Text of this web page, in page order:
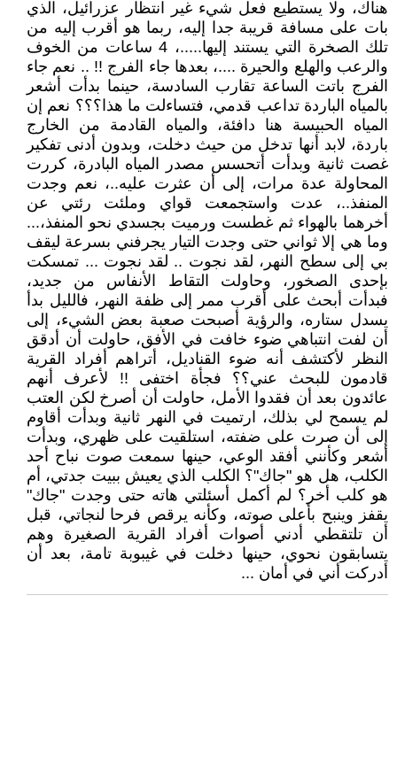
هناك، ولا يستطيع فعل شيء غير انتظار عزرائيل، الذي
بات على مسافة قريبة جدا إليه، ربما هو أقرب إليه من
تلك الصخرة التي يستند إليها.....، 4 ساعات من الخوف
والرعب والهلع والحيرة ....، بعدها جاء الفرج !! .. نعم جاء
الفرج باتت الساعة تقارب السادسة، حينما بدأت أشعر
بالمياه الباردة تداعب قدمي، فتساءلت ما هذا؟؟؟ نعم إن
المياه الحبيسة هنا دافئة، والمياه القادمة من الخارج
باردة، لابد أنها تدخل من حيث دخلت، وبدون أدنى تفكير
غصت ثانية وبدأت أتحسس مصدر المياه البادرة، كررت
المحاولة عدة مرات، إلى أن عثرت عليه..، نعم وجدت
المنفذ..، عدت واستجمعت قواي وملئت رئتي عن
أخرهما بالهواء ثم غطست ورميت بجسدي نحو المنفذ،...
وما هي إلا ثواني حتى وجدت التيار يجرفني بسرعة ليقف
بي إلى سطح النهر، لقد نجوت .. لقد نجوت ... تمسكت
بإحدى الصخور، وحاولت التقاط الأنفاس من جديد،
فبدأت أبحث على أقرب ممر إلى ظفة النهر، فالليل بدأ
يسدل ستاره، والرؤية أصبحت صعبة بعض الشيء، إلى
أن لفت انتباهي ضوء خافت في الأفق، حاولت أن أدقق
النظر لأكتشف أنه ضوء القناديل، أتراهم أفراد القرية
قادمون للبحث عني؟؟ فجأة اختفى !! لأعرف أنهم
عائدون بعد أن فقدوا الأمل، حاولت أن أصرخ لكن العتب
لم يسمح لي بذلك، ارتميت في النهر ثانية وبدأت أقاوم
إلى أن صرت على ضفته، استلقيت على ظهري، وبدأت
أشعر وكأنني أفقد الوعي، حينها سمعت صوت نباح أحد
الكلب، هل هو "جاك"؟ الكلب الذي يعيش ببيت جدتي، أم
هو كلب أخر؟ لم أكمل أسئلتي هاته حتى وجدت "جاك"
يقفز وينبح بأعلى صوته، وكأنه يرقص فرحا لنجاتي، قبل
أن تلتقطي أدني أصوات أفراد القرية الصغيرة وهم
يتسابقون نحوي، حينها دخلت في غيبوبة تامة، بعد أن
أدركت أني في أمان ...